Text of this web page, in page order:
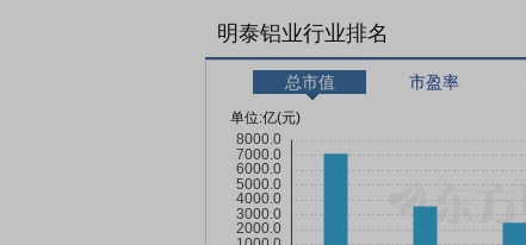
明泰铝业行业排名
总市值 市盈率
单位:亿(元)